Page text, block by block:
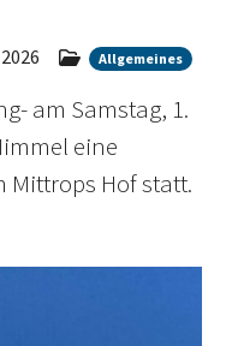
Allgemeines
am Samstag, 1.
eine
Mittrops Hof statt.